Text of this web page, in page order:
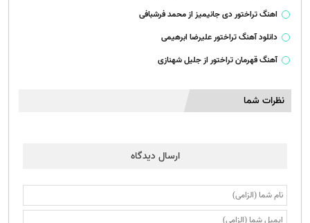
اهنگ تراختور دی جانیمیز از محمد فرشبافی
دانلود آهنگ تراختور علیرضا ابرهیمی
آهنگ قهرمان تراختور از جلیل شهنازی
نظرات شما
ارسال دیدگاه